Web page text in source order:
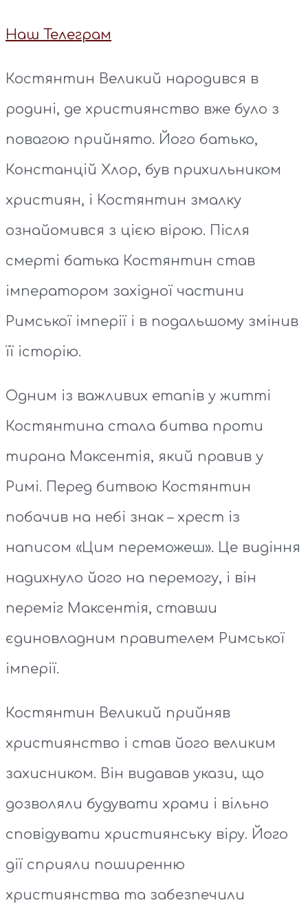
Наш Телеграм
Костянтин Великий народився в
родині, де християнство вже було з
повагою прийнято. Його батько,
Констанцій Хлор, був прихильником
християн, і Костянтин змалку
ознайомився з цією вірою. Після
смерті батька Костянтин став
імператором західної частини
Римської імперії і в подальшому змінив
її історію.
Одним із важливих етапів у житті
Костянтина стала битва проти
тирана Максентія, який правив у
Римі. Перед битвою Костянтин
побачив на небі знак – хрест із
написом «Цим переможеш». Це видіння
надихнуло його на перемогу, і він
переміг Максентія, ставши
єдиновладним правителем Римської
імперії.
Костянтин Великий прийняв
християнство і став його великим
захисником. Він видавав укази, що
дозволяли будувати храми і вільно
сповідувати християнську віру. Його
дії сприяли поширенню
християнства та забезпечили